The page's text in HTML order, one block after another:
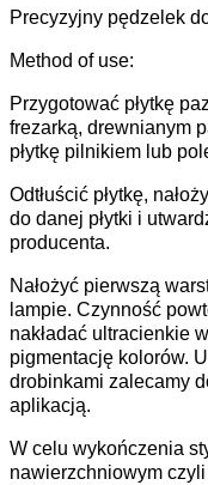
Precyzyjny pędzelek
Method of use:
Przygotować płytkę
frezarką, drewnianym
płytkę pilnikiem lub
Odtłuścić płytkę,
do danej płytki i
producenta.
Nałożyć pierwszą
lampie. Czynność
nakładać ultracienkie
pigmentację kolorów.
drobinkami zalecamy
aplikacją.
W celu wykończenia
nawierzchniowym